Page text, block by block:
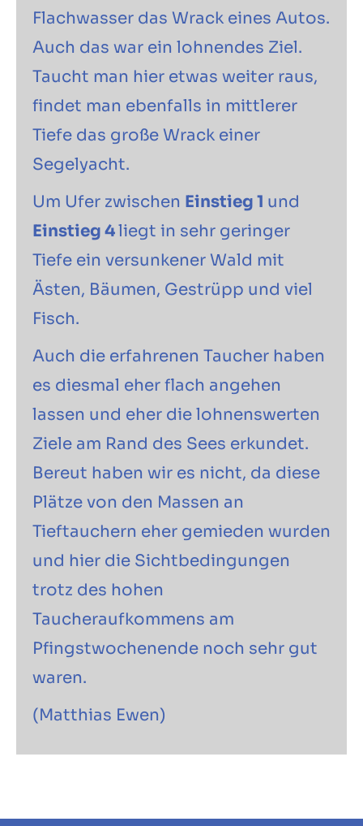
Flachwasser das Wrack eines Autos.
Auch das war ein lohnendes Ziel.
Taucht man hier etwas weiter raus,
findet man ebenfalls in mittlerer
Tiefe das große Wrack einer
Segelyacht.
Um Ufer zwischen Einstieg 1 und
Einstieg 4liegt in sehr geringer
Tiefe ein versunkener Wald mit
Ästen, Bäumen, Gestrüpp und viel
Fisch.
Auch die erfahrenen Taucher haben
es diesmal eher flach angehen
lassen und eher die lohnenswerten
Ziele am Rand des Sees erkundet.
Bereut haben wir es nicht, da diese
Plätze von den Massen an
Tieftauchern eher gemieden wurden
und hier die Sichtbedingungen
trotz des hohen
Taucheraufkommens am
Pfingstwochenende noch sehr gut
waren.
(Matthias Ewen)